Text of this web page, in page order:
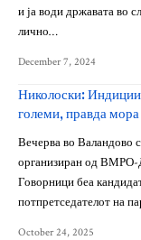
и ја води државата во
лично…
December 7, 2024
Николоски:
големи, правда
Вечерва во Валандово
организиран од
Говорници беа
потпретседателот на
October 24, 2025